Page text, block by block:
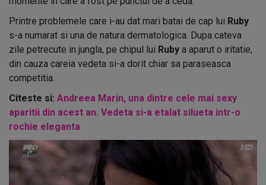
Printre problemele care i-au dat mari batai de cap lui Ruby
s-a numarat si una de natura dermatologica. Dupa cateva
zile petrecute in jungla, pe chipul lui Ruby a aparut o iritatie,
din cauza careia vedeta si-a dorit chiar sa paraseasca
competitia.
Citeste si: Andreea Marin, una dintre cele mai sexy
aparitii din acest an. Vedeta si-a etalat silueta intr-o
rochie eleganta